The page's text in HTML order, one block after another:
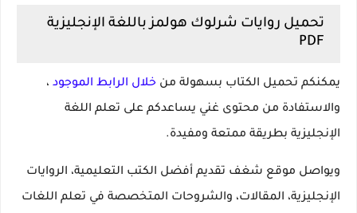
تحميل روايات شرلوك هولمز باللغة الإنجليزية
PDF
يمكنكم تحميل الكتاب بسهولة من خلال الرابط الموجود ،
والاستفادة من محتوى غني يساعدكم على تعلم اللغة
الإنجليزية بطريقة ممتعة ومفيدة.
ويواصل موقع شغف تقديم أفضل الكتب التعليمية، الروايات
الإنجليزية، المقالات، والشروحات المتخصصة في تعلم اللغات